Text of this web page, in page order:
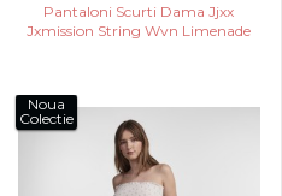
Pantaloni Scurti Dama Jjxx
Jxmission String Wvn Limenade
Noua
Colectie